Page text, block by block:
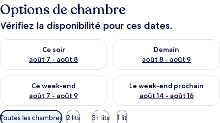
Options de chambre
Vérifiez la disponibilité pour ces dates.
Ce soir
août 7 - août 8
Vérifier la disponibilité pour ce soir août 7 - août 8
Demain
août 8 - août 9
Vérifier la disponibilité pour
Ce week-end
août 7 - août 9
Vérifier la disponibilité pour ce week-end août 7 - août 9
Le week-end prochain
août 14 - août 16
Vérifier la disponibilité pour
Filtres
Toutes les chambres 2 lits 3+ lits 1 lit